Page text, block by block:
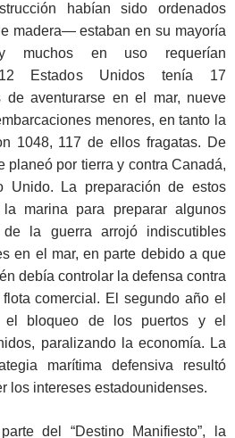
habían sido ordenados
madera— estaban en su mayoría
muchos en uso requerían
Estados Unidos tenía 17
de aventurarse en el mar, nueve
menores, en tanto la
1048, 117 de ellos fragatas. De
planeó por tierra y contra Canadá,
Unido. La preparación de estos
marina para preparar algunos
la guerra arrojó indiscutibles
en el mar, en parte debido a que
debía controlar la defensa contra
comercial. El segundo año el
el bloqueo de los puertos y el
paralizando la economía. La
marítima defensiva resultó
los intereses estadounidenses.
del “Destino Manifiesto”, la